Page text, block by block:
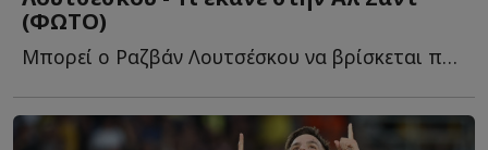
(ΦΩΤΟ)
Μπορεί ο Ραζβάν Λουτσέσκου να βρίσκεται πλέον στην Α...